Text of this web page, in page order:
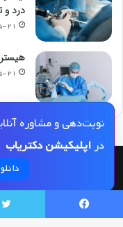
درد و
نوبت‌دهی و مشاوره
دراپلیکیشن دکتریاب
© کپی رایت
به دکتریاب است و بازنشر
فیسبوک توییتر